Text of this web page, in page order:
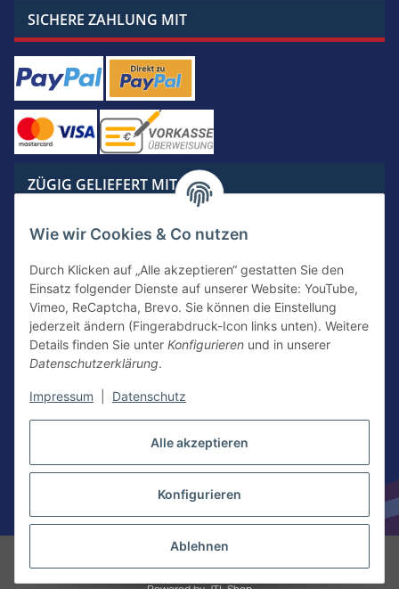
Alle akzeptieren
Konfigurieren
Ablehnen
Wie wir Cookies & Co nutzen
Durch Klicken auf „Alle akzeptieren“ gestatten Sie den
Einsatz folgender Dienste auf unserer Website: YouTube,
Vimeo, ReCaptcha, Brevo. Sie können die Einstellung
jederzeit ändern (Fingerabdruck-Icon links unten). Weitere
Details finden Sie unter Konfigurieren und in unserer
Datenschutzerklärung.
Impressum Datenschutz
SICHERE ZAHLUNG MIT
ZÜGIG GELIEFERT MIT
KONTAKTIERE UNS